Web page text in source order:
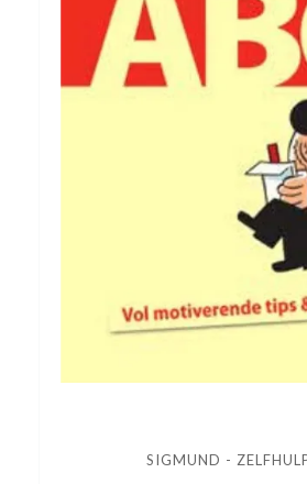
SIGMUND -